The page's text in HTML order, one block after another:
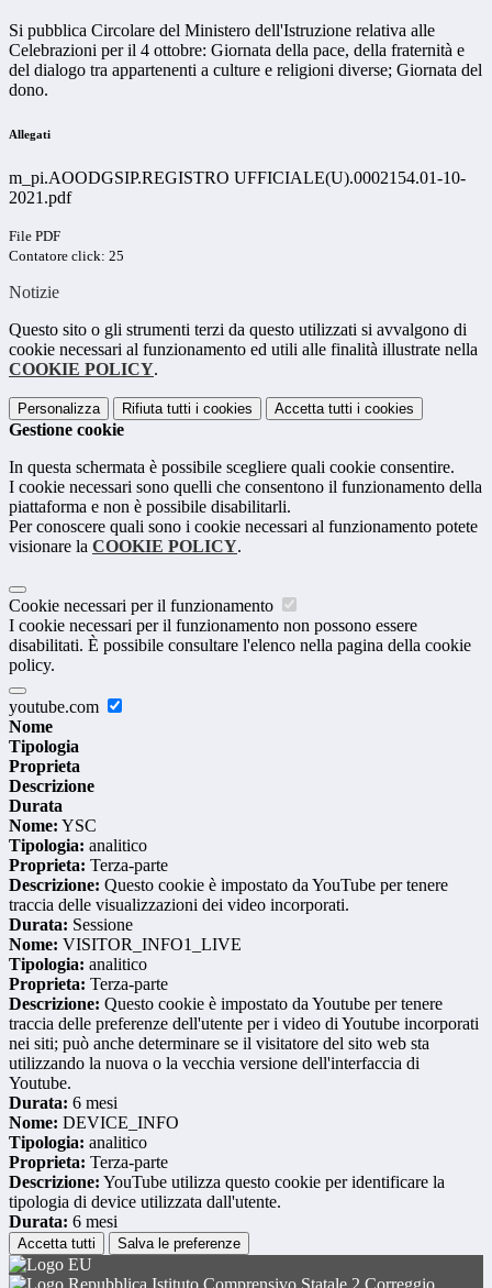
Si pubblica Circolare del Ministero dell'Istruzione relativa alle
Celebrazioni per il 4 ottobre: Giornata della pace, della fraternità e
del dialogo tra appartenenti a culture e religioni diverse; Giornata del
dono.
Allegati
m_pi.AOODGSIP.REGISTRO UFFICIALE(U).0002154.01-10-
2021.pdf
File PDF
Contatore click: 25
Notizie
Questo sito o gli strumenti terzi da questo utilizzati si avvalgono di
cookie necessari al funzionamento ed utili alle finalità illustrate nella
COOKIE POLICY.
Personalizza Rifiuta tutti i cookies Accetta tutti i cookies
Gestione cookie
In questa schermata è possibile scegliere quali cookie consentire.
I cookie necessari sono quelli che consentono il funzionamento della
piattaforma e non è possibile disabilitarli.
Per conoscere quali sono i cookie necessari al funzionamento potete
visionare la COOKIE POLICY.
Cookie necessari per il funzionamento
I cookie necessari per il funzionamento non possono essere
disabilitati. È possibile consultare l'elenco nella pagina della cookie
policy.
youtube.com
Nome
Tipologia
Proprieta
Descrizione
Durata
Nome: YSC
Tipologia: analitico
Proprieta: Terza-parte
Descrizione: Questo cookie è impostato da YouTube per tenere
traccia delle visualizzazioni dei video incorporati.
Durata: Sessione
Nome: VISITOR_INFO1_LIVE
Tipologia: analitico
Proprieta: Terza-parte
Descrizione: Questo cookie è impostato da Youtube per tenere
traccia delle preferenze dell'utente per i video di Youtube incorporati
nei siti; può anche determinare se il visitatore del sito web sta
utilizzando la nuova o la vecchia versione dell'interfaccia di
Youtube.
Durata: 6 mesi
Nome: DEVICE_INFO
Tipologia: analitico
Proprieta: Terza-parte
Descrizione: YouTube utilizza questo cookie per identificare la
tipologia di device utilizzata dall'utente.
Durata: 6 mesi
Accetta tutti Salva le preferenze
Istituto Comprensivo Statale 2 Correggio